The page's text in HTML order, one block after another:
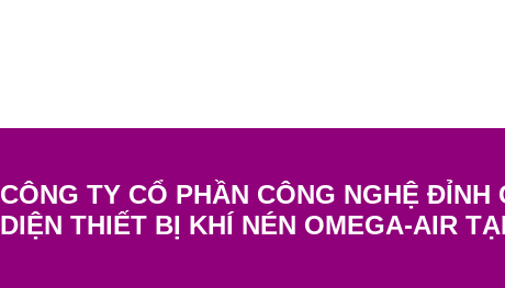
CÔNG TY CỔ PHẦN CÔNG NGHỆ ĐỈNH
DIỆN THIẾT BỊ KHÍ NÉN OMEGA-AIR